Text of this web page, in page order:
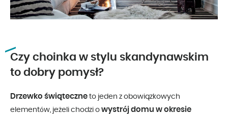
Czy choinka w stylu skandynawskim
to dobry pomysł?
Drzewko świąteczne to jeden z obowiązkowych
elementów, jeżeli chodzi o wystrój domu w okresie